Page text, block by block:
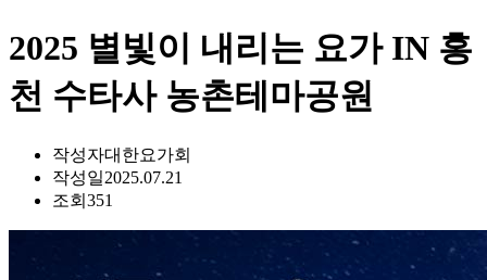
2025 별빛이 내리는 요가 IN 홍
천 수타사 농촌테마공원
작성자대한요가회
작성일2025.07.21
조회 351